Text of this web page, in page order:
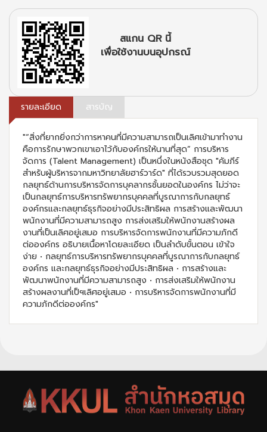
สแกน QR นี้
เพื่อใช้งานบนอุปกรณ์
รายละเอียด สารบัญ
"“สิ่งที่ยากยิ่งกว่าการหาคนที่มีความสามารถเป็นเลิศเข้ามาทำงาน
คือการรักษาพวกเขาเอาไว้กับองค์กรให้นานที่สุด” การบริหาร
จัดการ (Talent Management) เป็นหนึ่งในหนังสือชุด "คัมภีร์
สำหรับผู้บริหารจากมหาวิทยาลัยฮาร์วาร์ด" ที่ได้รวบรวมสุดยอด
กลยุทธ์ด้านการบริหารจัดการบุคลากรชั้นยอดในองค์กร ไม่ว่าจะ
เป็นกลยุทธ์การบริหารทรัพยากรบุคคลที่บูรณาการกับกลยุทธ์
องค์กรและกลยุทธ์ธุรกิจอย่างมีประสิทธิผล การสร้างและพัฒนา
พนักงานที่มีความสามารถสูง การส่งเสริมให้พนักงานสร้างผล
งานที่เป็นเลิศอยู่เสมอ การบริหารจัดการพนักงานที่มีความภักดี
ต่อองค์กร อธิบายเนื้อหาโดยละเอียด เป็นลำดับขั้นตอน เข้าใจ
ง่าย • กลยุทธ์การบริหารทรัพยากรบุคคลที่บูรณาการกับกลยุทธ์
องค์กร และกลยุทธ์ธุรกิจอย่างมีประสิทธิผล • การสร้างและ
พัฒนาพนักงานที่มีความสามารถสูง • การส่งเสริมให้พนักงาน
สร้างผลงานที่เป็ฯเลิศอยู่เสมอ • การบริหารจัดการพนักงานที่มี
ความภักดีต่อองค์กร"